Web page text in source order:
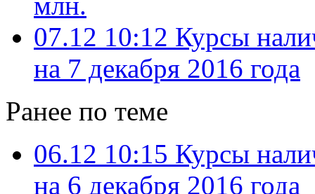
07.12 10:12 Курсы
на 7 декабря 2016 года
Ранее по теме
06.12 10:15 Курсы
на 6 декабря 2016 года